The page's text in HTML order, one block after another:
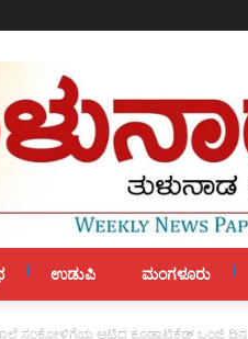
ಉಡುಪಿ ಮಂಗಳೂರು
ಶಾಲೆ ಸಂಕೋಳಿಗೆಯ ಆಟಿದ ಕೂಡಾಟಿಕೆಡ್ ಒಂಜಿ ದಿನ